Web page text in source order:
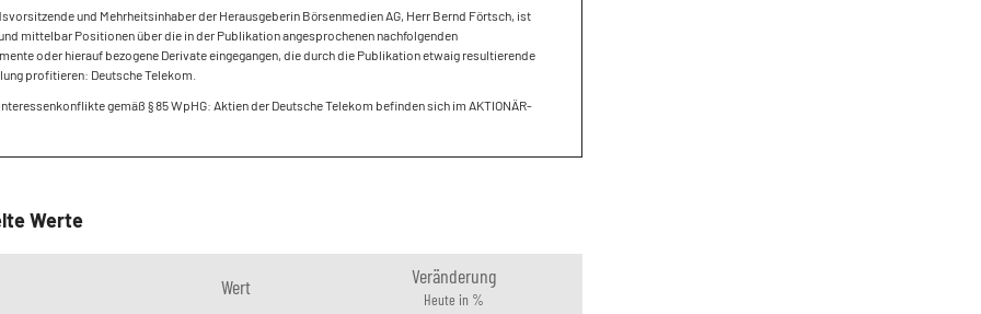
und Mehrheitsinhaber der Herausgeberin Börsenmedien AG, Herr Bernd Förtsch, ist
mittelbar Positionen über die in der Publikation angesprochenen nachfolgenden
oder hierauf bezogene Derivate eingegangen, die durch die Publikation etwaig resultierende
profitieren: Deutsche Telekom.
gemäß § 85 WpHG: Aktien der Deutsche Telekom befinden sich im AKTIONÄR-
Werte
Wert Veränderung
Heute in %